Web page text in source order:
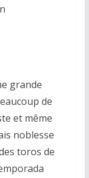
grande
de
et même
noblesse
toros de